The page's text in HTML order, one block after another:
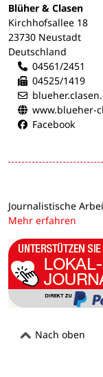
Blüher & Clasen
Kirchhofsallee 18
23730 Neustadt
Deutschland
04561/2451
04525/1419
www.blueher-
Facebook
Journalistische
Mehr erfahren
Nach oben